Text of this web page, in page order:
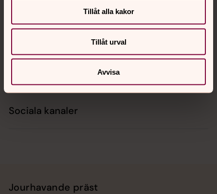
Tillåt alla kakor
Tillåt urval
Avvisa
Sociala kanaler
Jourhavande präst